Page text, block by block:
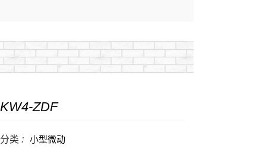
KW4-ZDF
分类 : 小型微动